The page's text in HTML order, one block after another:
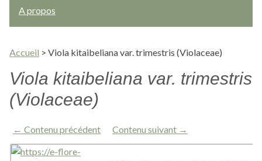
A propos
Accueil > Viola kitaibeliana var. trimestris (Violaceae)
Viola kitaibeliana var. trimestris
(Violaceae)
← Contenu précédent Contenu suivant →